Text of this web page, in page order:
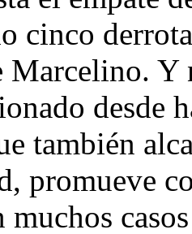
cinco
Marcelino. Y
desde
también
promueve
muchos